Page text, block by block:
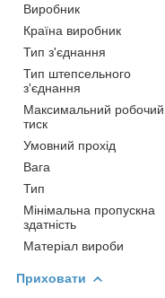
Виробник
Країна виробник
Тип з'єднання
Тип штепсельного
з'єднання
Максимальний робочий
тиск
Умовний прохід
Вага
Тип
Мінімальна пропускна
здатність
Матеріал вироби
Приховати